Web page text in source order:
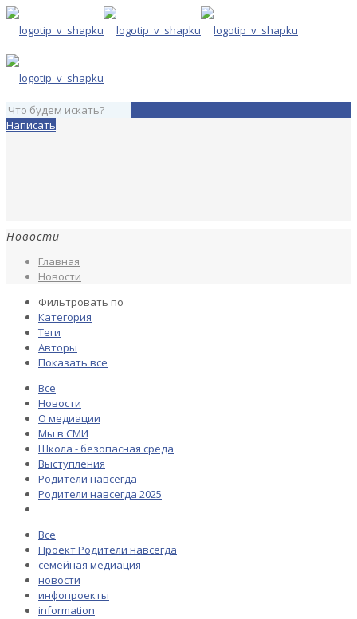
Написать
Новости
Главная
Новости
Фильтровать по
Категория
Теги
Авторы
Показать все
Все
Новости
О медиации
Мы в СМИ
Школа - безопасная среда
Выступления
Родители навсегда
Родители навсегда 2025
Все
Проект Родители навсегда
семейная медиация
новости
инфопроекты
information